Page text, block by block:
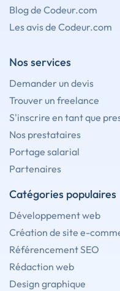
Blog de Codeur.com
Les avis de Codeur.com
Nos services
Demander un devis
Trouver un freelance
S'inscrire en tant que
Nos prestataires
Portage salarial
Partenaires
Catégories populaires
Développement web
Création de site e-
Référencement SEO
Rédaction web
Design graphique